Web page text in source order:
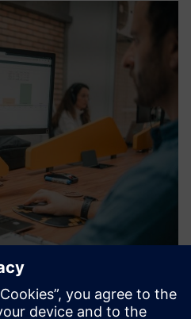
za planiranje produktivnih